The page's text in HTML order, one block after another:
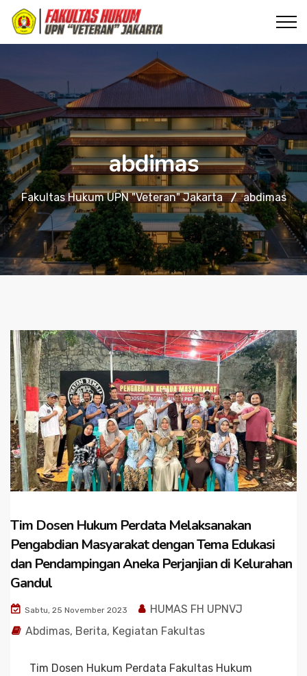
abdimas
Fakultas Hukum UPN "Veteran" Jakarta abdimas
Tim Dosen Hukum Perdata Melaksanakan
Pengabdian Masyarakat dengan Tema Edukasi
dan Pendampingan Aneka Perjanjian di Kelurahan
Gandul
Sabtu, 25 November 2023
HUMAS FH UPNVJ
Abdimas, Berita, Kegiatan Fakultas
Tim Dosen Hukum Perdata Fakultas Hukum